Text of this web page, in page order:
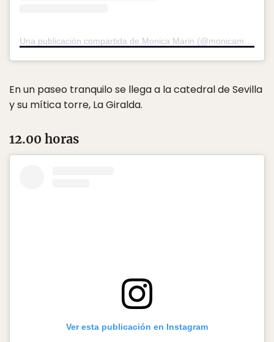
En un paseo tranquilo se llega a la catedral de Sevilla
y su mítica torre, La Giralda.
12.00 horas
Ver esta publicación en Instagram